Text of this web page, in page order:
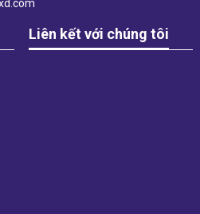
Liên kết với chúng tôi